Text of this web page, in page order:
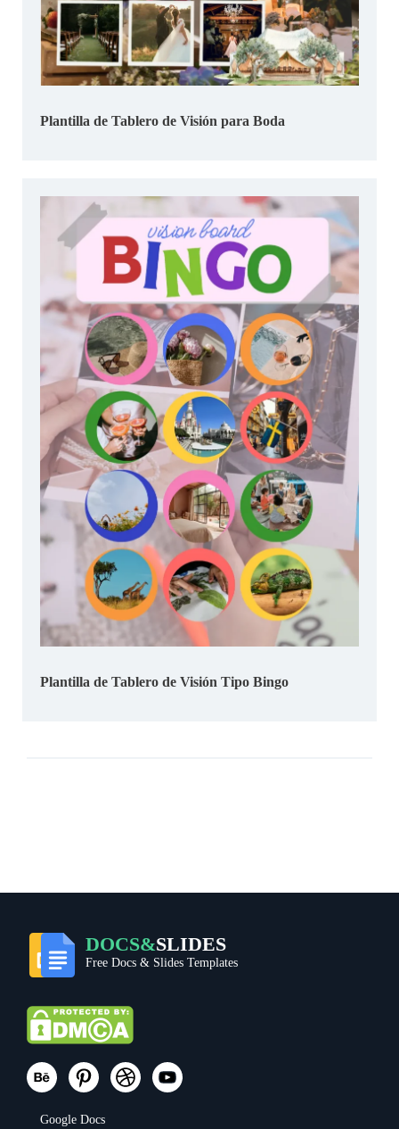
Plantilla de Tablero de Visión para Boda
Plantilla de Tablero de Visión Tipo Bingo
DOCS&SLIDES
Free Docs & Slides Templates
Google Docs